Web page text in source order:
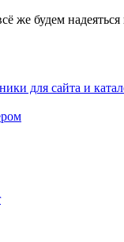
же будем
для сайта и